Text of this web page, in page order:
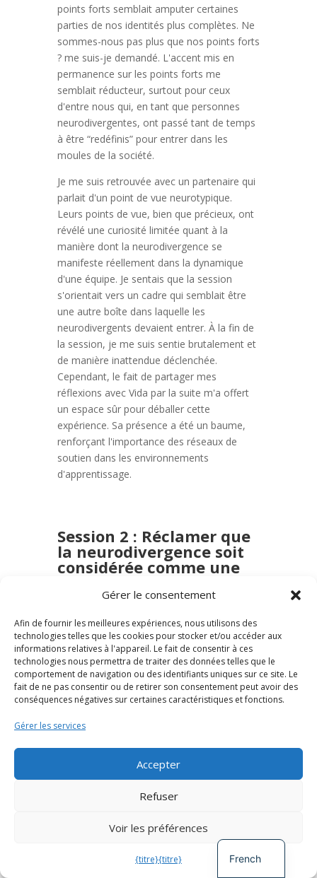
Gérer le consentement
Afin de fournir les meilleures expériences, nous utilisons des
technologies telles que les cookies pour stocker et/ou accéder aux
informations relatives à l'appareil. Le fait de consentir à ces
technologies nous permettra de traiter des données telles que le
comportement de navigation ou des identifiants uniques sur ce site. Le
fait de ne pas consentir ou de retirer son consentement peut avoir des
conséquences négatives sur certaines caractéristiques et fonctions.
Gérer les services
Accepter
Refuser
Voir les préférences
{titre}{titre}
points forts semblait amputer certaines
parties de nos identités plus complètes. Ne
sommes-nous pas plus que nos points forts
? me suis-je demandé. L'accent mis en
permanence sur les points forts me
semblait réducteur, surtout pour ceux
d'entre nous qui, en tant que personnes
neurodivergentes, ont passé tant de temps
à être “redéfinis” pour entrer dans les
moules de la société.
Je me suis retrouvée avec un partenaire qui
parlait d'un point de vue neurotypique.
Leurs points de vue, bien que précieux, ont
révélé une curiosité limitée quant à la
manière dont la neurodivergence se
manifeste réellement dans la dynamique
d'une équipe. Je sentais que la session
s'orientait vers un cadre qui semblait être
une autre boîte dans laquelle les
neurodivergents devaient entrer. À la fin de
la session, je me suis sentie brutalement et
de manière inattendue déclenchée.
Cependant, le fait de partager mes
réflexions avec Vida par la suite m'a offert
un espace sûr pour déballer cette
expérience. Sa présence a été un baume,
renforçant l'importance des réseaux de
soutien dans les environnements
d'apprentissage.
Session 2 : Réclamer que
la neurodivergence soit
considérée comme une
un handicap
Lors de la deuxième session, je me suis
préparée à une perspective différente et je
suis entrée dans la salle prête à partager
ouvertement. Dès le début, j'ai exprimé
mon point de vue : “La neurodivergence
différente !” À mon grand soulagement,
cette déclaration a été chaleureusement
accueillie par le groupe, marquant un
changement de ton et de direction qui, je
l'espère, se poursuivra. La session s'est
nerveux, offrant des perspectives
scientifiques et des outils d'auto-évaluation
à la fois valables et pratiques.
French